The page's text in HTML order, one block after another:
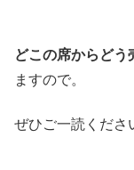
どこの席からどう
ますので。
ぜひご一読くださ